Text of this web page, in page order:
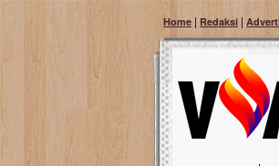
Home | Redaksi |